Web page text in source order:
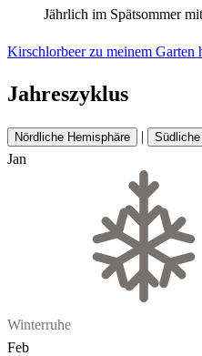
Jährlich im Spätsommer
Kirschlorbeer zu meinem Garten
Jahreszyklus
Nördliche Hemisphäre |
Jan
Winterruhe
Feb